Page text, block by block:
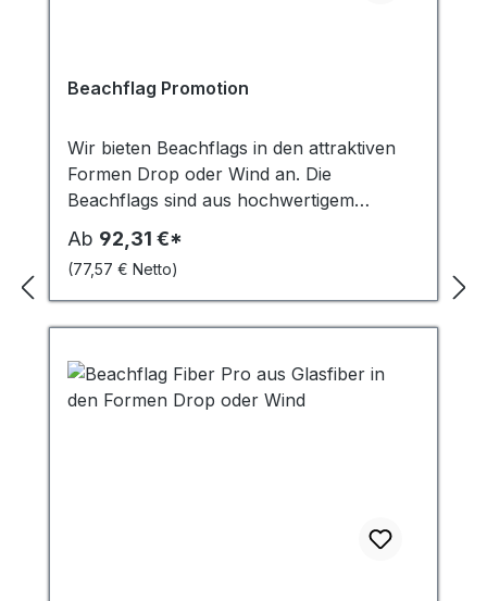
Beachflag Promotion
Wir bieten Beachflags in den attraktiven
Formen Drop oder Wind an. Die
Beachflags sind aus hochwertigem
Material gefertigt und bieten eine hohe
Stabilität und Langlebigkeit. Die
Fiberglasrohre haben einen Durchmesser
von 20 mm und eine Wandstärke von 1,7
mm. Zusätzlich sind sie am unteren Ende
mit einer Aluminiumverstärkung versehen,
um ein Knicken der Fahne im Wind zu
vermeiden. Die Fahnenbefestigung erfolgt
Bodenplatte aus Stahl geliefert, die mit
Ab 92,31 €*
(77,57 € Netto)